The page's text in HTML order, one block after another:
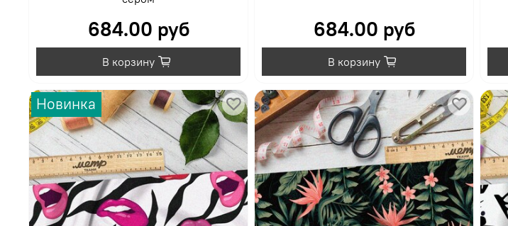
684.00 руб
В корзину
684.00 руб
В корзину
Новинка